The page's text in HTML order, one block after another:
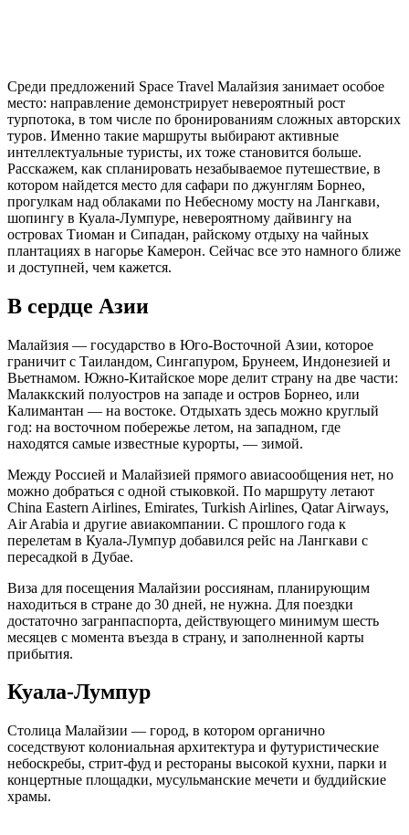
Среди предложений Space Travel Малайзия занимает особое
место: направление демонстрирует невероятный рост
турпотока, в том числе по бронированиям сложных авторских
туров. Именно такие маршруты выбирают активные
интеллектуальные туристы, их тоже становится больше.
Расскажем, как спланировать незабываемое путешествие, в
котором найдется место для сафари по джунглям Борнео,
прогулкам над облаками по Небесному мосту на Лангкави,
шопингу в Куала-Лумпуре, невероятному дайвингу на
островах Тиоман и Сипадан, райскому отдыху на чайных
плантациях в нагорье Камерон. Сейчас все это намного ближе
и доступней, чем кажется.
В сердце Азии
Малайзия — государство в Юго-Восточной Азии, которое
граничит с Таиландом, Сингапуром, Брунеем, Индонезией и
Вьетнамом. Южно-Китайское море делит страну на две части:
Малаккский полуостров на западе и остров Борнео, или
Калимантан — на востоке. Отдыхать здесь можно круглый
год: на восточном побережье летом, на западном, где
находятся самые известные курорты, — зимой.
Между Россией и Малайзией прямого авиасообщения нет, но
можно добраться с одной стыковкой. По маршруту летают
China Eastern Airlines, Emirates, Turkish Airlines, Qatar Airways,
Air Arabia и другие авиакомпании. С прошлого года к
перелетам в Куала-Лумпур добавился рейс на Лангкави с
пересадкой в Дубае.
Виза для посещения Малайзии россиянам, планирующим
находиться в стране до 30 дней, не нужна. Для поездки
достаточно загранпаспорта, действующего минимум шесть
месяцев с момента въезда в страну, и заполненной карты
прибытия.
Куала-Лумпур
Столица Малайзии — город, в котором органично
соседствуют колониальная архитектура и футуристические
небоскребы, стрит-фуд и рестораны высокой кухни, парки и
концертные площадки, мусульманские мечети и буддийские
храмы.